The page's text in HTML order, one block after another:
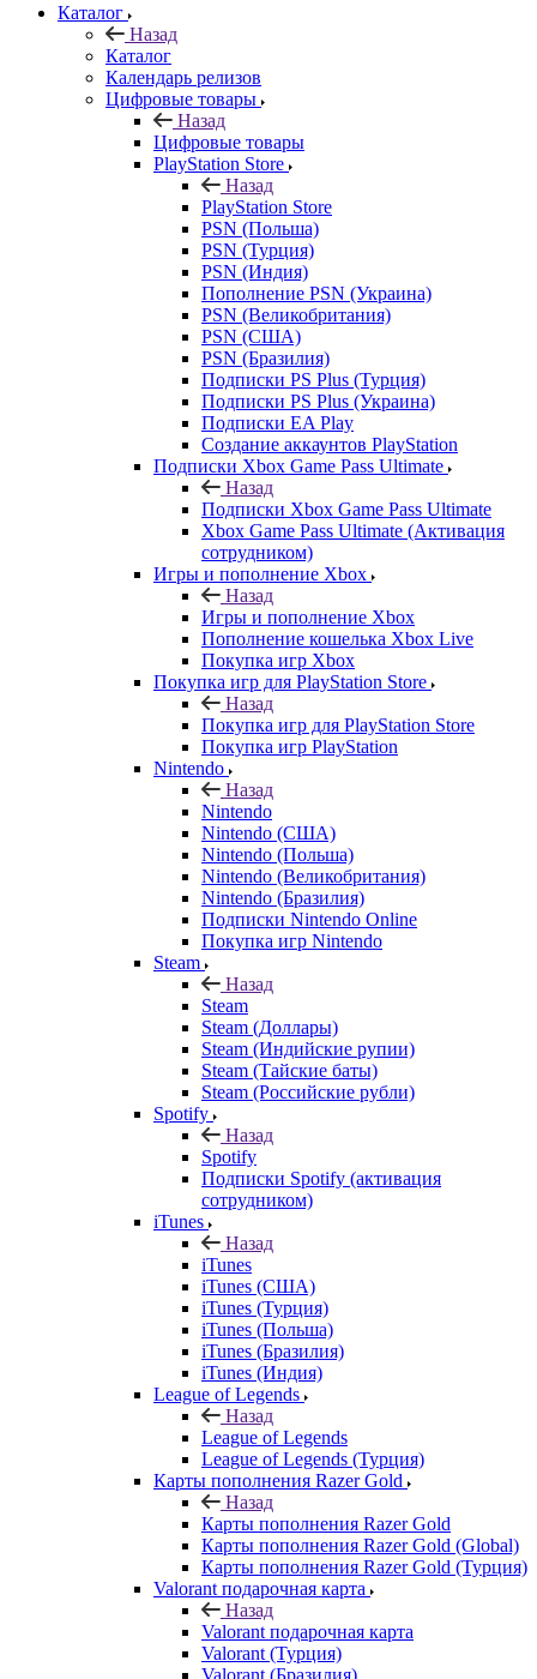
Каталог
Назад
Каталог
Календарь релизов
Цифровые товары
Назад
Цифровые товары
PlayStation Store
Назад
PlayStation Store
PSN (Польша)
PSN (Турция)
PSN (Индия)
Пополнение PSN (Украина)
PSN (Великобритания)
PSN (США)
PSN (Бразилия)
Подписки PS Plus (Турция)
Подписки PS Plus (Украина)
Подписки EA Play
Создание аккаунтов PlayStation
Подписки Xbox Game Pass Ultimate
Назад
Подписки Xbox Game Pass Ultimate
Xbox Game Pass Ultimate (Активация
сотрудником)
Игры и пополнение Xbox
Назад
Игры и пополнение Xbox
Пополнение кошелька Xbox Live
Покупка игр Xbox
Покупка игр для PlayStation Store
Назад
Покупка игр для PlayStation Store
Покупка игр PlayStation
Nintendo
Назад
Nintendo
Nintendo (США)
Nintendo (Польша)
Nintendo (Великобритания)
Nintendo (Бразилия)
Подписки Nintendo Online
Покупка игр Nintendo
Steam
Назад
Steam
Steam (Доллары)
Steam (Индийские рупии)
Steam (Тайские баты)
Steam (Российские рубли)
Spotify
Назад
Spotify
Подписки Spotify (активация
сотрудником)
iTunes
Назад
iTunes
iTunes (США)
iTunes (Турция)
iTunes (Польша)
iTunes (Бразилия)
iTunes (Индия)
League of Legends
Назад
League of Legends
League of Legends (Турция)
Карты пополнения Razer Gold
Назад
Карты пополнения Razer Gold
Карты пополнения Razer Gold (Global)
Карты пополнения Razer Gold (Турция)
Valorant подарочная карта
Назад
Valorant подарочная карта
Valorant (Турция)
Valorant (Бразилия)